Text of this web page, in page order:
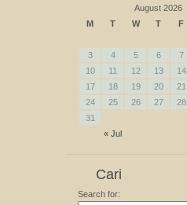
August 2026
M
T W T F
« Jul
3
4 5 6 7
10
11 12 13 14
17
18 19 20 21
24
25 26 27 28
31
Cari
Search for: